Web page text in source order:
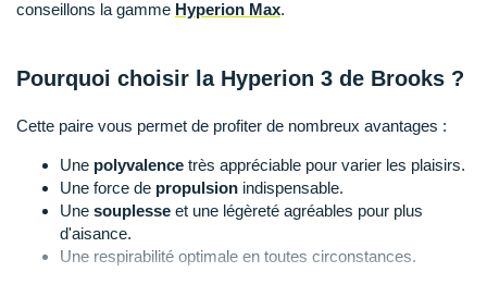
conseillons la gamme Hyperion Max.
Pourquoi choisir la Hyperion 3 de Brooks ?
Cette paire vous permet de profiter de nombreux avantages :
Une polyvalence très appréciable pour varier les plaisirs.
Une force de propulsion indispensable.
Une souplesse et une légèreté agréables pour plus
d'aisance.
Une respirabilité optimale en toutes circonstances.
Scott
Shokz
Sidas
Smoon
Speedo